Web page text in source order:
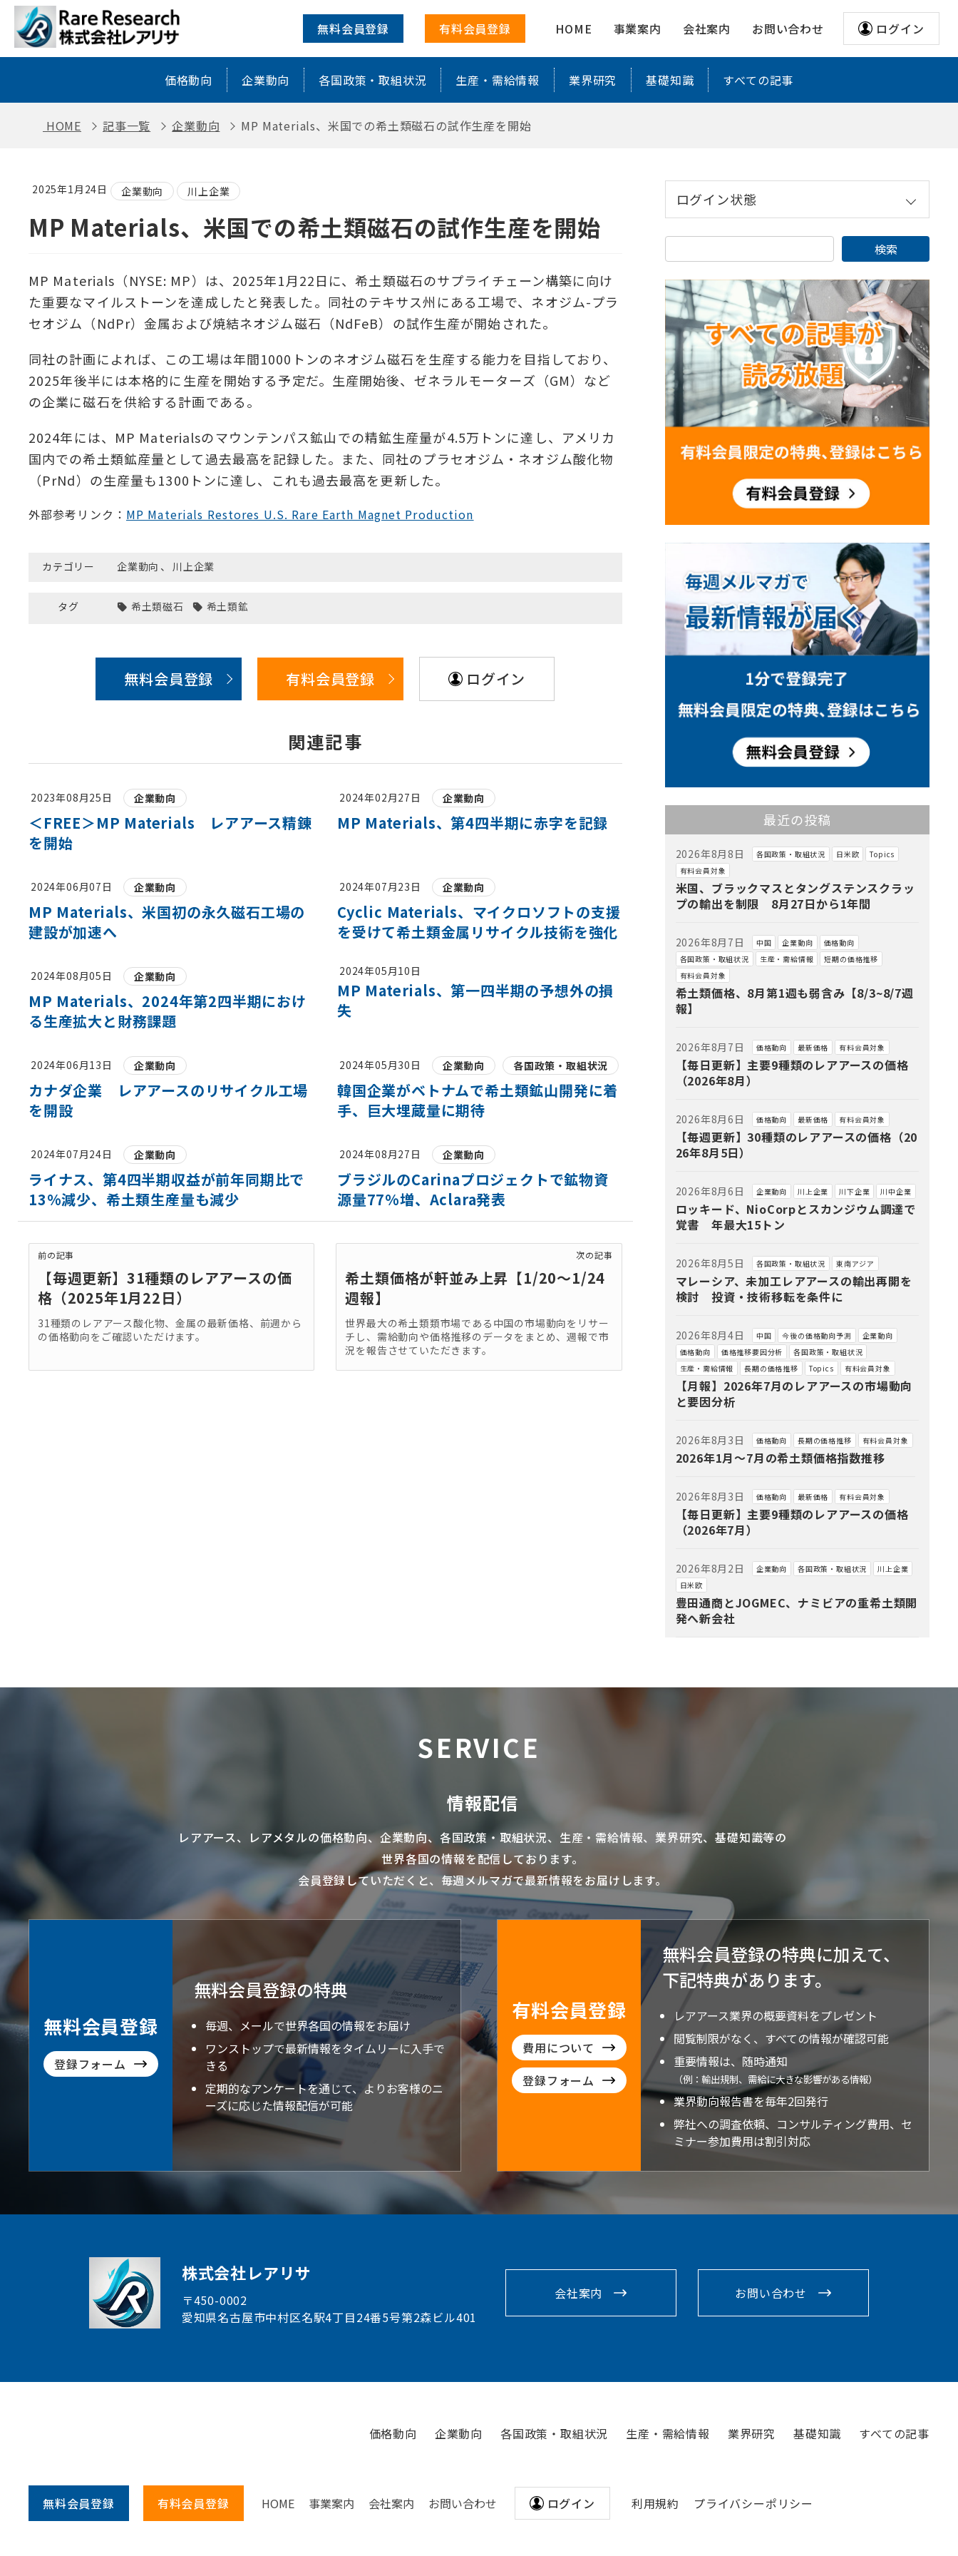
MP Materials、米国での希土類磁石の試作生産を開始 ｜ 株式会社レアリサ
無料会員登録 有料会員登録 HOME 事業案内 会社案内 お問い合わせ ログイン
価格動向 企業動向 各国政策・取組状況 生産・需給情報 業界研究 基礎知識 すべての記事
HOME 記事一覧 企業動向 MP Materials、米国での希土類磁石の試作生産を開始
2025年1月24日 企業動向 川上企業
MP Materials、米国での希土類磁石の試作生産を開始
MP Materials（NYSE: MP）は、2025年1月22日に、希土類磁石のサプライチェーン構築に向け
た重要なマイルストーンを達成したと発表した。同社のテキサス州にある工場で、ネオジム-プラ
セオジム（NdPr）金属および焼結ネオジム磁石（NdFeB）の試作生産が開始された。
同社の計画によれば、この工場は年間1000トンのネオジム磁石を生産する能力を目指しており、
2025年後半には本格的に生産を開始する予定だ。生産開始後、ゼネラルモーターズ（GM）など
の企業に磁石を供給する計画である。
2024年には、MP Materialsのマウンテンパス鉱山での精鉱生産量が4.5万トンに達し、アメリカ
国内での希土類鉱産量として過去最高を記録した。また、同社のプラセオジム・ネオジム酸化物
（PrNd）の生産量も1300トンに達し、これも過去最高を更新した。
外部参考リンク： MP Materials Restores U.S. Rare Earth Magnet Production
カテゴリー 企業動向 、 川上企業
タグ 希土類磁石 希土類鉱
無料会員登録 有料会員登録 ログイン
関連記事
2023年08月25日 企業動向
＜FREE＞MP Materials レアアース精錬
を開始
2024年02月27日 企業動向
MP Materials、第4四半期に赤字を記録
2024年06月07日 企業動向
MP Materials、米国初の永久磁石工場の
建設が加速へ
2024年07月23日 企業動向
Cyclic Materials、マイクロソフトの支援
を受けて希土類金属リサイクル技術を強化
2024年08月05日 企業動向
MP Materials、2024年第2四半期におけ
る生産拡大と財務課題
2024年05月10日
MP Materials、第一四半期の予想外の損
失
2024年06月13日 企業動向
カナダ企業 レアアースのリサイクル工場
を開設
2024年05月30日 企業動向 各国政策・取組状況
韓国企業がベトナムで希土類鉱山開発に着
手、巨大埋蔵量に期待
2024年07月24日 企業動向
ライナス、第4四半期収益が前年同期比で
13%減少、希土類生産量も減少
2024年08月27日 企業動向
ブラジルのCarinaプロジェクトで鉱物資
源量77%増、Aclara発表
前の記事
【毎週更新】31種類のレアアースの価
格（2025年1月22日）
31種類のレアアース酸化物、金属の最新価格、前週から
の価格動向をご確認いただけます。
次の記事
希土類価格が軒並み上昇【1/20～1/24
週報】
世界最大の希土類類市場である中国の市場動向をリサー
チし、需給動向や価格推移のデータをまとめ、週報で市
況を報告させていただきます。
ログイン状態
最近の投稿
2026年8月8日 各国政策・取組状況 日米欧
Topics
有料会員対象
米国、ブラックマスとタングステンスクラッ
プの輸出を制限 8月27日から1年間
2026年8月7日 中国 企業動向
価格動向
各国政策・取組状況
生産・需給情報
短期の価格推移
有料会員対象
希土類価格、8月第1週も弱含み【8/3~8/7週
報】
2026年8月7日 価格動向 最新価格 有料会員対象
【毎日更新】主要9種類のレアアースの価格
（2026年8月）
2026年8月6日 価格動向 最新価格 有料会員対象
【毎週更新】30種類のレアアースの価格（20
26年8月5日）
2026年8月6日 企業動向 川上企業 川下企業 川中企業
ロッキード、NioCorpとスカンジウム調達で
覚書 年最大15トン
2026年8月5日 各国政策・取組状況 東南アジア
マレーシア、未加工レアアースの輸出再開を
検討 投資・技術移転を条件に
2026年8月4日 中国 今後の価格動向予測
企業動向
価格動向
価格推移要因分析
各国政策・取組状況
生産・需給情報
長期の価格推移 Topics 有料会員対象
【月報】2026年7月のレアアースの市場動向
と要因分析
2026年8月3日 価格動向 長期の価格推移 有料会員対象
2026年1月～7月の希土類価格指数推移
2026年8月3日 価格動向 最新価格 有料会員対象
【毎日更新】主要9種類のレアアースの価格
（2026年7月）
2026年8月2日 企業動向 各国政策・取組状況
川上企業
日米欧
豊田通商とJOGMEC、ナミビアの重希土類開
発へ新会社
SERVICE
情報配信
レアアース、 レアメタルの価格動向、企業動向、各国政策・取組状況、生産・需給情報、業界研究、基礎知識等の
世界各国の情報を配信しております。
会員登録していただくと、毎週メルマガで最新情報をお届けします。
無料会員登録
登録フォーム
無料会員登録の特典
毎週、メールで世界各国の情報をお届け
ワンストップで最新情報をタイムリーに入手で
きる
定期的なアンケートを通じて、よりお客様のニ
ーズに応じた情報配信が可能
有料会員登録
費用について
登録フォーム
無料会員登録の特典に加えて、
下記特典があります。
レアアース業界の概要資料をプレゼント
閲覧制限がなく、すべての情報が確認可能
重要情報は、随時通知
（例：輸出規制、需給に大きな影響がある情報）
業界動向報告書を毎年2回発行
弊社への調査依頼、コンサルティング費用、セ
ミナー参加費用は割引対応
株式会社レアリサ
〒450-0002
愛知県名古屋市中村区名駅4丁目24番5号第2森ビル401
会社案内 お問い合わせ
価格動向 企業動向 各国政策・取組状況 生産・需給情報 業界研究 基礎知識 すべての記事
無料会員登録 有料会員登録 HOME 事業案内 会社案内 お問い合わせ ログイン 利用規約 プライバシーポリシー